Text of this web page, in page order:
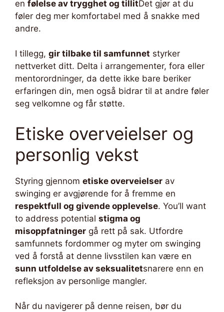
en følelse av trygghet og tillitDet gjør at du
føler deg mer komfortabel med å snakke med
andre.
I tillegg, gir tilbake til samfunnet styrker
nettverket ditt. Delta i arrangementer, fora eller
mentorordninger, da dette ikke bare beriker
erfaringen din, men også bidrar til at andre føler
seg velkomne og får støtte.
Etiske overveielser og
personlig vekst
Styring gjennom etiske overveielser av
swinging er avgjørende for å fremme en
respektfull og givende opplevelse. You’ll want
to address potential stigma og
misoppfatninger gå rett på sak. Utfordre
samfunnets fordommer og myter om swinging
ved å forstå at denne livsstilen kan være en
sunn utfoldelse av seksualitetsnarere enn en
refleksjon av personlige mangler.
Når du navigerer på denne reisen, bør du